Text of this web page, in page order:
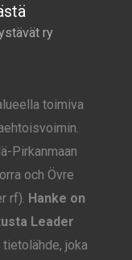
ry
toimiva
Pirkanmaan
och Övre
rf). Hanke on
Leader
joka